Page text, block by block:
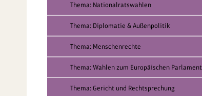
Thema: Nationalratswahlen
Thema: Diplomatie & Außenpolitik
Thema: Menschenrechte
Thema: Wahlen zum Europäischen Parlament
Thema: Gericht und Rechtsprechung